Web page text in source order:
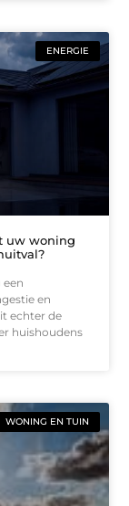
ENERGIE
uw woning
en
echter de
huishoudens
WONING EN TUIN